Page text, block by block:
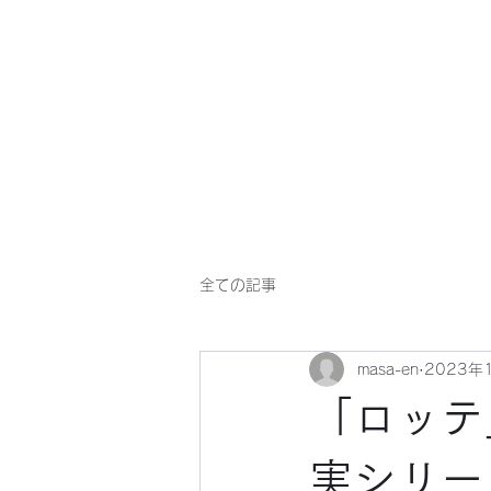
全ての記事
「ロッ
実シリ
masa-en 2023年